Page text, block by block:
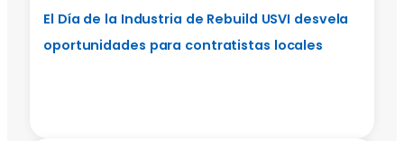
El Día de la Industria de Rebuild USVI desvela
oportunidades para contratistas locales